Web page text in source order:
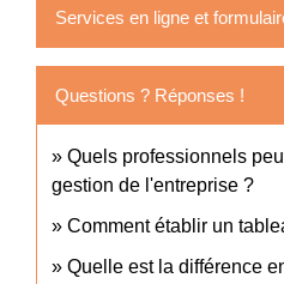
Services en ligne et
Questions ? Réponses !
Quels professionnels
gestion de l'entreprise ?
Comment établir un
Quelle est la différence